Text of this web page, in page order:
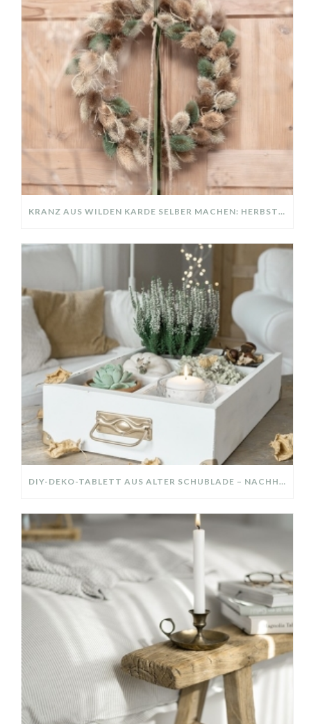
KRANZ AUS WILDEN KARDE SELBER MACHEN: HERBSTDEKO GANZ EINFACH
DIY-DEKO-TABLETT AUS ALTER SCHUBLADE – NACHHALTIGE HERBSTDEKO SELBER MACHEN!